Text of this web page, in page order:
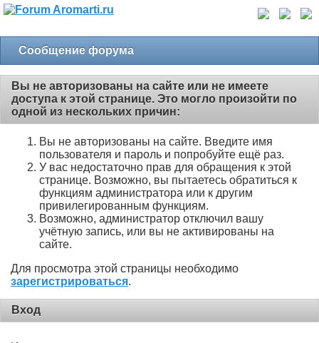
Сообщение форума
Вы не авторизованы на сайте или не имеете
доступа к этой странице. Это могло произойти по
одной из нескольких причин:
Вы не авторизованы на сайте. Введите имя
пользователя и пароль и попробуйте ещё раз.
У вас недостаточно прав для обращения к этой
странице. Возможно, вы пытаетесь обратиться к
функциям администратора или к другим
привилегированным функциям.
Возможно, администратор отключил вашу
учётную запись, или вы не активированы на
сайте.
Для просмотра этой страницы необходимо
зарегистрироваться.
Вход